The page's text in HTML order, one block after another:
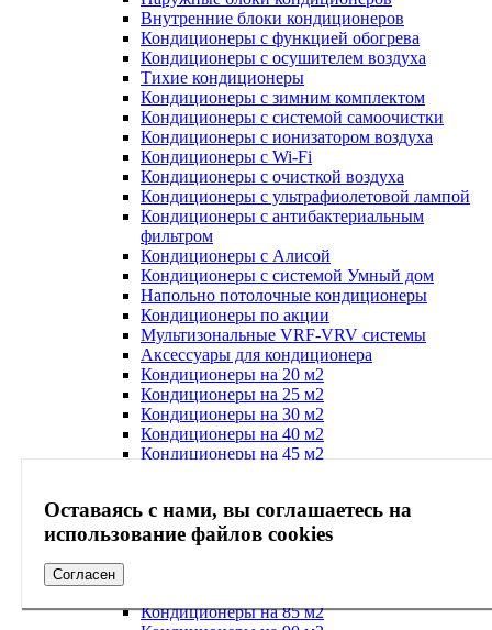
Оставаясь с нами, вы соглашаетесь на
использование файлов cookies
Согласен
Внутренние блоки кондиционеров
Кондиционеры с функцией обогрева
Кондиционеры с осушителем воздуха
Тихие кондиционеры
Кондиционеры с зимним комплектом
Кондиционеры с системой самоочистки
Кондиционеры с ионизатором воздуха
Кондиционеры с Wi-Fi
Кондиционеры с очисткой воздуха
Кондиционеры с ультрафиолетовой лампой
Кондиционеры с антибактериальным
фильтром
Кондиционеры с Алисой
Кондиционеры с системой Умный дом
Напольно потолочные кондиционеры
Кондиционеры по акции
Мультизональные VRF-VRV системы
Аксессуары для кондиционера
Кондиционеры на 20 м2
Кондиционеры на 25 м2
Кондиционеры на 30 м2
Кондиционеры на 40 м2
Кондиционеры на 45 м2
Кондиционеры на 60 м2
Кондиционеры на 65 м2
Кондиционеры на 85 м2